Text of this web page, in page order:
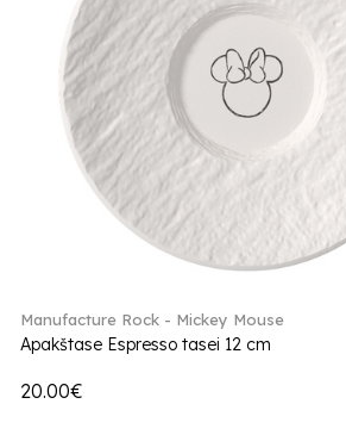
Manufacture Rock - Mickey Mouse
Apakštase Espresso tasei 12 cm
20.00€